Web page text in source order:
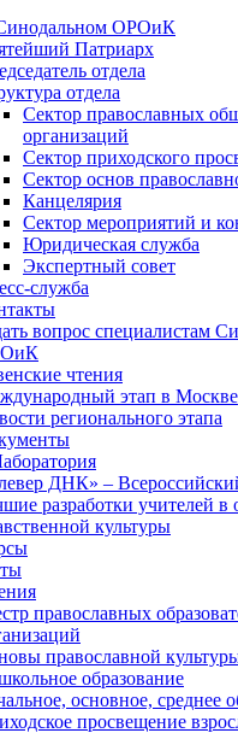
ОРОиК
Патриарх
отдела
отдела
Сектор православных
организаций
Сектор приходского
Сектор основ
Канцелярия
Сектор мероприятий и
Юридическая служба
Экспертный совет
служба
вопрос специалистам
чтения
этап в Москве
регионального этапа
ДНК» –
разработки учителей в
культуры
православных
православной
образование
основное, среднее
просвещение